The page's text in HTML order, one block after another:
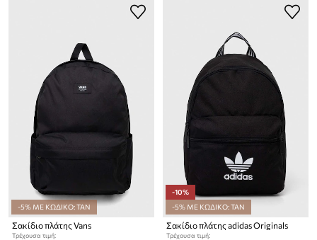
-5% ΜΕ ΚΩΔΙΚΟ: TAN
Σακίδιο πλάτης Vans
Τρέχουσα τιμή:
-10%
-5% ΜΕ ΚΩΔΙΚΟ: TAN
Σακίδιο πλάτης adidas Originals
Τρέχουσα τιμή: